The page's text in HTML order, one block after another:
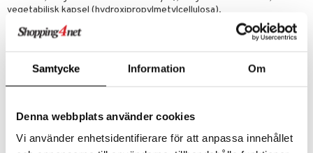
Samtycke Information Om
Denna webbplats använder cookies
Vi använder enhetsidentifierare för att anpassa innehållet
vegetabilisk kapsel (hydroxipropylmetylcellulosa).
Innehåll per dagsdos 1 kapsel
* Dagligt referensintag. ** DRI ej fastställd
FSLAH-U7-30